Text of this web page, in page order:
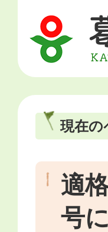
現在の
適
号